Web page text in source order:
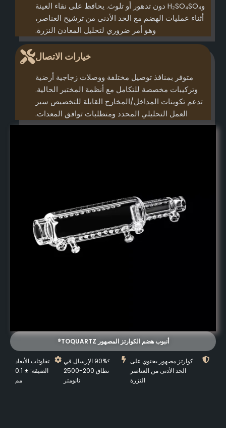
وH₂SO₄SO₄ دون تدهور أو تلوث. يحافظ على نقاء العينة
أثناء عمليات الهضم مع الحد الأدنى من ترشيح العناصر،
وهو أمر ضروري لتحليل المعادن النزرة.
خيارات الاتصال
متوفر بمنافذ توصيل مختلفة ووصلات زجاجية أرضية
وتركيبات مخصصة للتكامل مع أنظمة المختبر الحالية.
تدعم تكوينات المداخل/المخارج القابلة للتخصيص سير
العمل التحليلي المحدد ومتطلبات توافق المعدات.
أنبوب هضم الكوارتز المصهور TOQUARTZ®
كوارتز مصهور يحتوي على
الحد الأدنى من العناصر
النزرة
>90% الإرسال في
نطاق 200-2500
نانومتر
تفاوتات الأبعاد
الضيقة: ± 0.1
مم